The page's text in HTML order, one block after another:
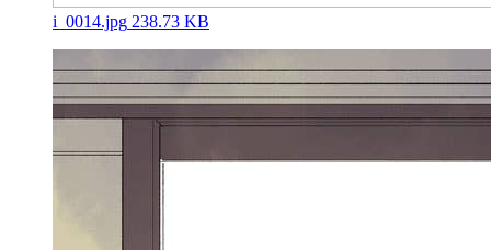
i_0014.jpg 238.73 KB